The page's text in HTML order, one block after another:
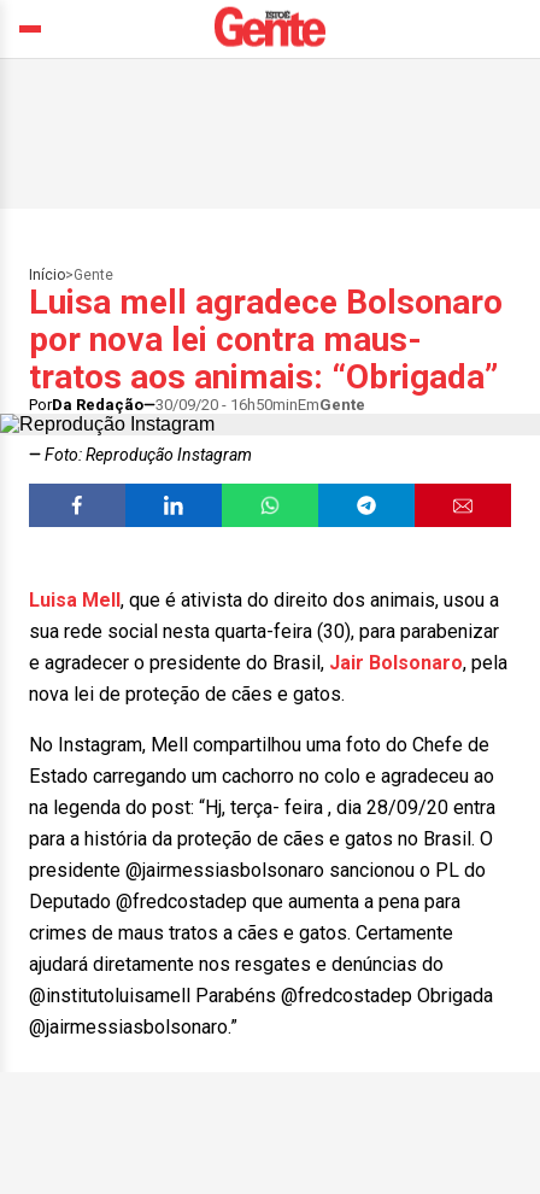
Início>Gente
Luisa mell agradece Bolsonaro
por nova lei contra maus-
tratos aos animais: “Obrigada”
PorDa Redação 30/09/20 - 16h50minEmGente
Foto: Reprodução Instagram
Luisa Mell, que é ativista do direito dos animais, usou a
sua rede social nesta quarta-feira (30), para parabenizar
e agradecer o presidente do Brasil, Jair Bolsonaro, pela
nova lei de proteção de cães e gatos.
No Instagram, Mell compartilhou uma foto do Chefe de
Estado carregando um cachorro no colo e agradeceu ao
na legenda do post: “Hj, terça- feira , dia 28/09/20 entra
para a história da proteção de cães e gatos no Brasil. O
presidente @jairmessiasbolsonaro sancionou o PL do
Deputado @fredcostadep que aumenta a pena para
crimes de maus tratos a cães e gatos. Certamente
ajudará diretamente nos resgates e denúncias do
@institutoluisamell Parabéns @fredcostadep Obrigada
@jairmessiasbolsonaro.”